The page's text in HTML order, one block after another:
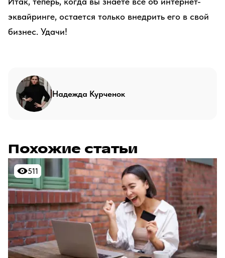
эквайринге, остается только внедрить его в свой
бизнес. Удачи!
Надежда Курченок
Похожие статьи
511
511